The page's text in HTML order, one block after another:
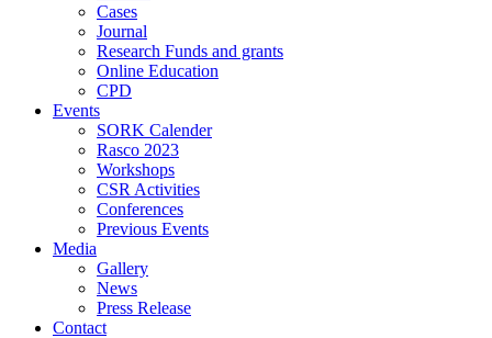
Cases
Journal
Research Funds and grants
Online Education
CPD
Events
SORK Calender
Rasco 2023
Workshops
CSR Activities
Conferences
Previous Events
Media
Gallery
News
Press Release
Contact